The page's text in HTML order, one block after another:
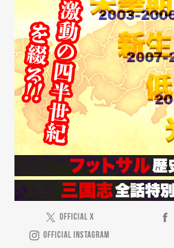
OFFICIAL X
OFFICIAL INSTAGRAM